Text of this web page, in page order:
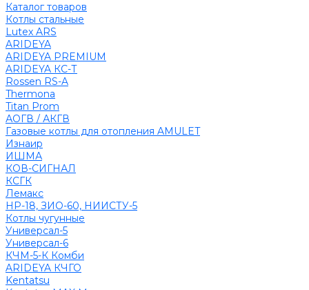
Каталог товаров
Котлы стальные
Lutex ARS
ARIDEYA
ARIDEYA PREMIUM
ARIDEYA КС-Т
Rossen RS-A
Thermona
Titan Prom
АОГВ / АКГВ
Газовые котлы для отопления AMULET
Изнаир
ИШМА
КОВ-СИГНАЛ
КСГК
Лемакс
НР-18, ЗИО-60, НИИСТУ-5
Котлы чугунные
Универсал-5
Универсал-6
КЧМ-5-К Комби
ARIDEYA КЧГО
Kentatsu